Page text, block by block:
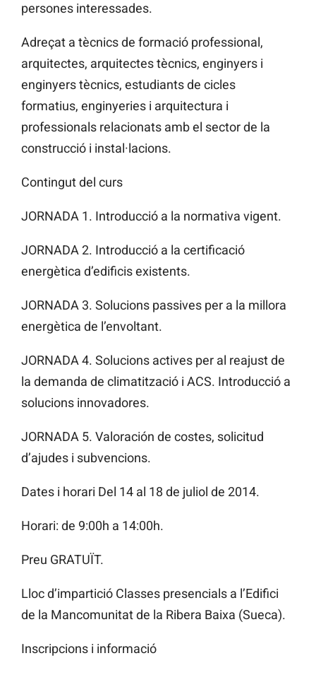
persones interessades.
Adreçat a tècnics de formació professional,
arquitectes, arquitectes tècnics, enginyers i
enginyers tècnics, estudiants de cicles
formatius, enginyeries i arquitectura i
professionals relacionats amb el sector de la
construcció i instal·lacions.
Contingut del curs
JORNADA 1. Introducció a la normativa vigent.
JORNADA 2. Introducció a la certificació
energètica d’edificis existents.
JORNADA 3. Solucions passives per a la millora
energètica de l’envoltant.
JORNADA 4. Solucions actives per al reajust de
la demanda de climatització i ACS. Introducció a
solucions innovadores.
JORNADA 5. Valoración de costes, solicitud
d’ajudes i subvencions.
Dates i horari Del 14 al 18 de juliol de 2014.
Horari: de 9:00h a 14:00h.
Preu GRATUÏT.
Lloc d’impartició Classes presencials a l’Edifici
de la Mancomunitat de la Ribera Baixa (Sueca).
Inscripcions i informació